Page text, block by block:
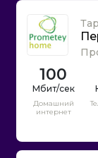
100
Домашний
интернет